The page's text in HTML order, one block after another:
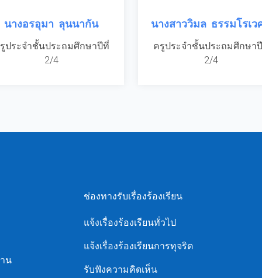
นางอรอุมา ลุนนากัน
ประจำชั้นประถมศึกษาปีที่
2/4
นางสาววิมล ธรรมโรเว
ครูประจำชั้นประถมศึกษา
2/4
น
ช่องทางรับเรื่องร้องเรียน
แจ้งเรื่องร้องเรียนทั่วไป
แจ้งเรื่องร้องเรียนการทุจริต
รับฟังความคิดเห็น